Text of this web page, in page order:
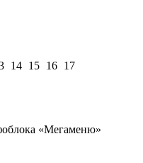
14 15 16 17
«Мегаменю»